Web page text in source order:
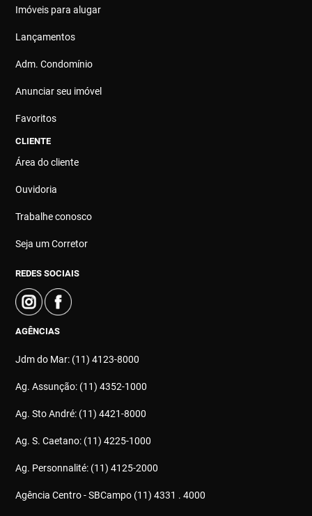
Imóveis para alugar
Lançamentos
Adm. Condomínio
Anunciar seu imóvel
Favoritos
CLIENTE
Área do cliente
Ouvidoria
Trabalhe conosco
Seja um Corretor
REDES SOCIAIS
AGÊNCIAS
Jdm do Mar: (11) 4123-8000
Ag. Assunção: (11) 4352-1000
Ag. Sto André: (11) 4421-8000
Ag. S. Caetano: (11) 4225-1000
Ag. Personnalité: (11) 4125-2000
Agência Centro - SBCampo (11) 4331 . 4000